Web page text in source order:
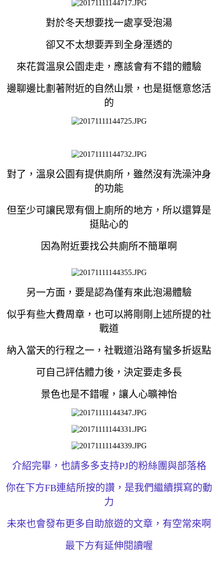
對於冬天想要找一處享受泡湯
卻又不太想要弄到全身溼透的
來花賞溫泉公園走走，應該會有不錯的體驗
邊聊邊比劃著附近的自然山景，也是挺愜意悠活
的
對了，溫泉公園有提供廁所，雖然沒有洗澡沖身
的功能
但至少可讓民眾有個上廁所的地方，所以還算是
挺貼心的
因為附近要找公共廁所不簡單啊
另一方面，要是認為僅有來此泡湯體驗
似乎有些大費周章，也可以將剛剛上述所提的社
戰道
納入當天的行程之一，社戰道沿路有蠻多折返點
可自己評估體力後，決定要走多長
景色也是不錯喔，讓人心曠神怡
介紹完畢，也請多多支持PJ的粉絲團與部落格
你在下方FB連結所按的讚，是我們繼續撰寫的動
力
未來也會發布更多自助旅遊的文章，有空常來啊
最下方有延伸閱讀喔